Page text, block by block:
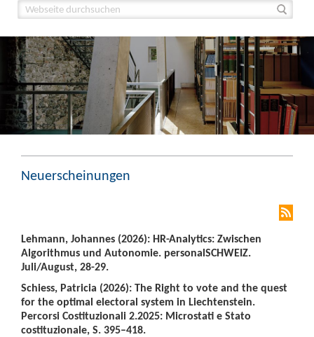
Neuerscheinungen
Lehmann, Johannes (2026): HR-Analytics: Zwischen
Algorithmus und Autonomie. personalSCHWEIZ.
Juli/August, 28-29.
Schiess, Patricia (2026): The Right to vote and the quest
for the optimal electoral system in Liechtenstein.
Percorsi Costituzionali 2.2025: Microstati e Stato
costituzionale, S. 395–418.